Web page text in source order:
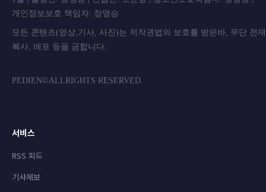
개인정보보호 책임자: 장영승
모든 콘텐츠(영상,기사, 사진)는 저작권법의 보호를 받은바, 무단 전
복사, 배포 등을 금합니
PEDIEN©ALLRIGHTS RESERVED.
서비스
RSS 피드
기사제보